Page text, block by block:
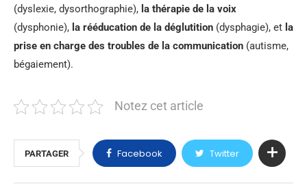
(dyslexie, dysorthographie), la thérapie de la voix
(dysphonie), la rééducation de la déglutition (dysphagie), et la
prise en charge des troubles de la communication (autisme,
bégaiement).
Notez cet article
PARTAGER Facebook Twitter